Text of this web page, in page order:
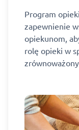
Program
zapewnienie
opiekunom,
rolę opieki w